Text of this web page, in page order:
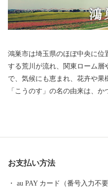
鴻巣市は埼玉県のほぼ中央に位
する荒川が流れ、関東ローム層
で、気候にも恵まれ、花卉や果
「こうのす」の名の由来は、か
転じ、後に「鴻（こうのとり
して栄え、380年余の伝統を誇
お支払い方法
au PAY カード（番号入力不要